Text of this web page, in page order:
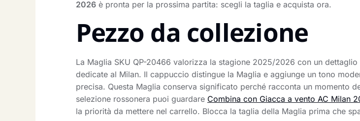
2026è pronta per la prossima partita: scegli la taglia e acquista ora.
Pezzo da collezione
La Maglia SKU QP-20466 valorizza la stagione 2025/2026 con un
dedicate al Milan. Il cappuccio distingue la Maglia e aggiunge un tono
precisa. Questa Maglia conserva significato perché racconta un momento
selezione rossonera puoi guardare Combina con Giacca a vento AC Milan
la priorità da mettere nel carrello. Blocca la taglia della Maglia prima che